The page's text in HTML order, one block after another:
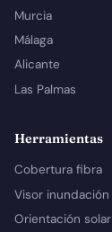
Murcia
Málaga
Alicante
Las Palmas
Herramientas
Cobertura fibra
Visor inundación
Orientación solar